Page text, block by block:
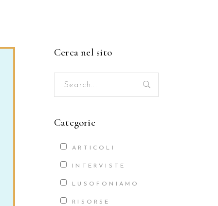
Cerca nel sito
Search
Categorie
ARTICOLI
INTERVISTE
LUSOFONIAMO
RISORSE